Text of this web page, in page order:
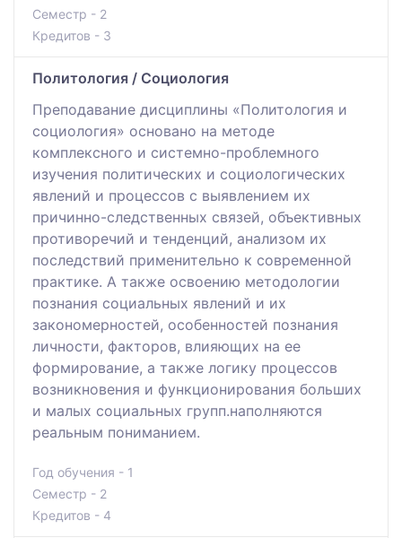
Семестр - 2
Кредитов - 3
Политология / Социология
Преподавание дисциплины «Политология и
социология» основано на методе
комплексного и системно-проблемного
изучения политических и социологических
явлений и процессов с выявлением их
причинно-следственных связей, объективных
противоречий и тенденций, анализом их
последствий применительно к современной
практике. А также освоению методологии
познания социальных явлений и их
закономерностей, особенностей познания
личности, факторов, влияющих на ее
формирование, а также логику процессов
возникновения и функционирования больших
и малых социальных групп.наполняются
реальным пониманием.
Год обучения - 1
Семестр - 2
Кредитов - 4